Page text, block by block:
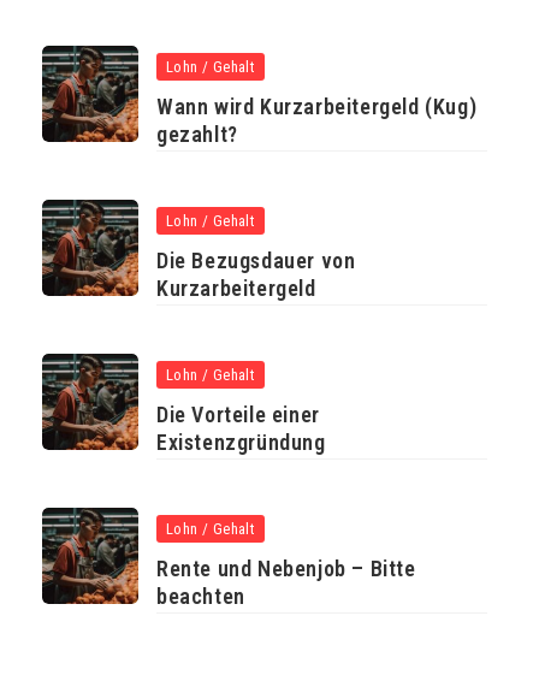
Lohn / Gehalt
Wann wird Kurzarbeitergeld (Kug)
gezahlt?
Lohn / Gehalt
Die Bezugsdauer von
Kurzarbeitergeld
Lohn / Gehalt
Die Vorteile einer
Existenzgründung
Lohn / Gehalt
Rente und Nebenjob – Bitte
beachten